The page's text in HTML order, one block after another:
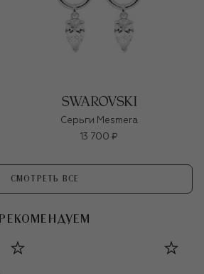
Серьги Mesmera
13 700 ₽
СМОТРЕТЬ ВСЕ
РЕКОМЕНДУЕМ